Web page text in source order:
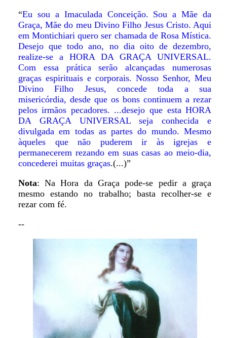
“Eu sou a Imaculada Conceição. Sou a Mãe da
Graça, Mãe do meu Divino Filho Jesus Cristo. Aqui
em Montichiari quero ser chamada de Rosa Mística.
Desejo que todo ano, no dia oito de dezembro,
realize-se a HORA DA GRAÇA UNIVERSAL.
Com essa prática serão alcançadas numerosas
graças espirituais e corporais. Nosso Senhor, Meu
Divino Filho Jesus, concede toda a sua
misericórdia, desde que os bons continuem a rezar
pelos irmãos pecadores. ...desejo que esta HORA
DA GRAÇA UNIVERSAL seja conhecida e
divulgada em todas as partes do mundo. Mesmo
àqueles que não puderem ir às igrejas e
permanecerem rezando em suas casas ao meio-dia,
concederei muitas graças.(...)”
Nota: Na Hora da Graça pode-se pedir a graça
mesmo estando no trabalho; basta recolher-se e
rezar com fé.
--